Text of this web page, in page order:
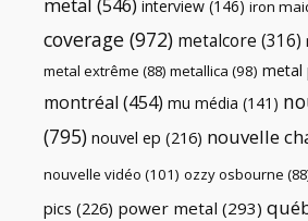
interview (146) iron
coverage (972) metalcore (316)
metal extrême (88) metallica (98) metal
montréal (454) mu média (141)
(795) nouvel ep (216) nouvelle
nouvelle vidéo (101) ozzy osbourne
pics (226) power metal (293)